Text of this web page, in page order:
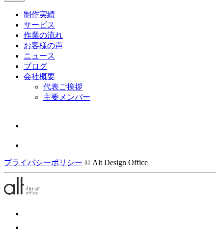
制作実績
サービス
作業の流れ
お客様の声
ニュース
ブログ
会社概要
代表ご挨拶
主要メンバー
プライバシーポリシー © Alt Design Office